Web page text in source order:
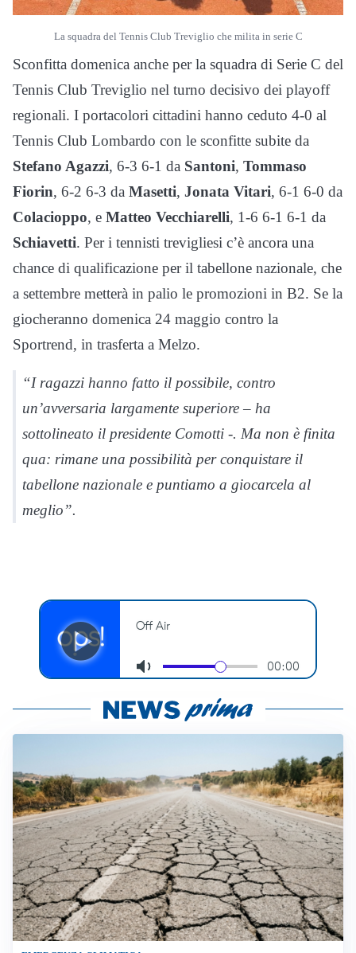
La squadra del Tennis Club Treviglio che milita in serie C
Sconfitta domenica anche per la squadra di Serie C del
Tennis Club Treviglio nel turno decisivo dei playoff
regionali. I portacolori cittadini hanno ceduto 4-0 al
Tennis Club Lombardo con le sconfitte subite da
Stefano Agazzi, 6-3 6-1 da Santoni, Tommaso
Fiorin, 6-2 6-3 da Masetti, Jonata Vitari, 6-1 6-0 da
Colacioppo, e Matteo Vecchiarelli, 1-6 6-1 6-1 da
Schiavetti. Per i tennisti trevigliesi c’è ancora una
chance di qualificazione per il tabellone nazionale, che
a settembre metterà in palio le promozioni in B2. Se la
giocheranno domenica 24 maggio contro la
Sportrend, in trasferta a Melzo.
“I ragazzi hanno fatto il possibile, contro
un’avversaria largamente superiore – ha
sottolineato il presidente Comotti -. Ma non è finita
qua: rimane una possibilità per conquistare il
tabellone nazionale e puntiamo a giocarcela al
meglio”.